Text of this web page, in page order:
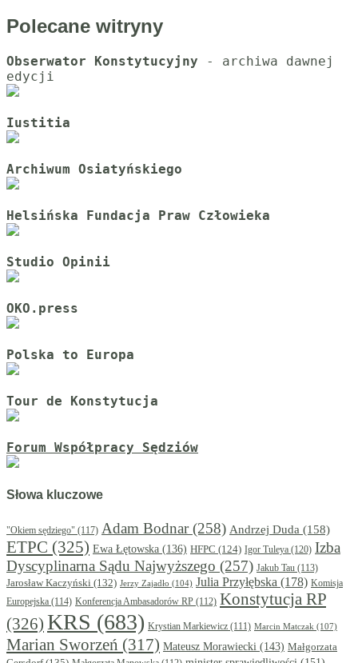
Polecane witryny
Obserwator Konstytucyjny - archiwa dawnej
Iustitia
Archiwum Osiatyńskiego
Helsińska Fundacja Praw Człowieka
Studio Opinii
OKO.press
Polska to Europa
Tour de Konstytucja
Forum Współpracy Sędziów
Słowa kluczowe
"Okiem sędziego" (117) Adam Bodnar(258) Andrzej Duda (158)
ETPC (325) Ewa Łętowska (136) HFPC (124) Igor Tuleya (120) Izba
Dyscyplinarna Sądu Najwyższego (257) Jakub Tau (113)
Jarosław Kaczyński (132) Jerzy Zajadło (104) Julia Przyłębska (178) Komisja
Europejska (114) Konferencja Ambasadorów RP (112) Konstytucja RP
(326) KRS (683) Krystian Markiewicz (111) Marcin Matczak (107)
Marian Sworzeń (317) Mateusz Morawiecki (143) Małgorzata